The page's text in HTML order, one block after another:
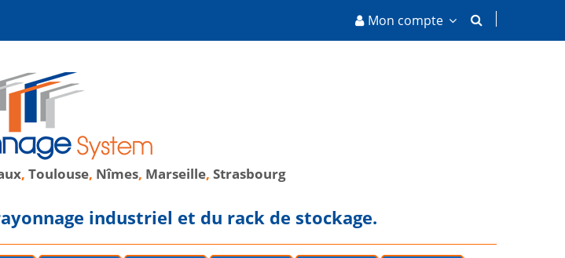
Mon compte
, Toulouse, Nîmes, Marseille, Strasbourg
industriel et du rack de stockage.